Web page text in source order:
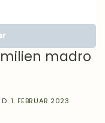
madro
D.1. FEBRUAR 2023